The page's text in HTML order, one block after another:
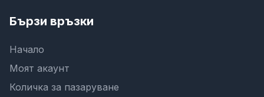
Бързи връзки
Начало
Моят акаунт
Количка за пазаруване